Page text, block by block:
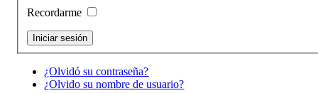
Recordarme
¿Olvidó su contraseña?
¿Olvido su nombre de usuario?